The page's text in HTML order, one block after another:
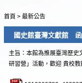
首頁 > 最新公告
國史館臺灣文獻館 函
主旨：本館為推展臺灣歷
研習營」活動，歡迎 貴校